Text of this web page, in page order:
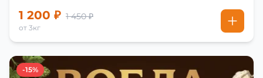
1 200 ₽ 1 450 ₽
от 3кг
-15%